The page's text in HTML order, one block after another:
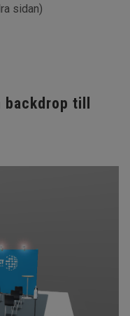
sidan)
till